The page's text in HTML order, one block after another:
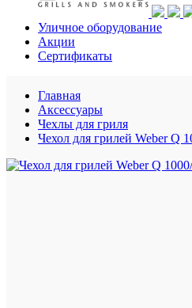
Уличное оборудование
Акции
Сертификаты
Главная
Аксессуары
Чехлы для гриля
Чехол для грилей Weber Q